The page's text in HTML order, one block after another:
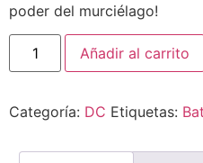
poder del murciélago!
Añadir al carrito
Categoría: DC Etiquetas: